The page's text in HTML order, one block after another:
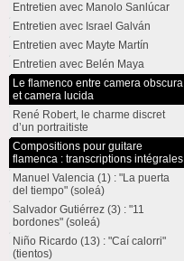
Entretien avec Manolo Sanlúcar
Entretien avec Israel Galván
Entretien avec Mayte Martín
Entretien avec Belén Maya
Le flamenco entre camera obscura
et camera lucida
René Robert, le charme discret
d’un portraitiste
Compositions pour guitare
flamenca : transcriptions intégrales
Manuel Valencia (1) : "La puerta
del tiempo" (soleá)
Salvador Gutiérrez (3) : "11
bordones" (soleá)
Niño Ricardo (13) : "Caí calorri"
(tientos)